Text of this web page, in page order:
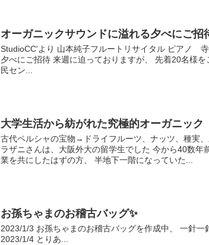
オーガニックサウンドに溢れる夕べにご招
StudioCC'より 山本純子フルートリサイタル ピアノ
夕べにご招待 来週に迫っておりますが、 先着20名様
民セン...
大学生活から紡がれた究極的オーガニック
古代ペルシャの宝物→ドライフルーツ、ナッツ、種実
ラザニさんは、大阪外大の留学生でした 今から40数
業を共にしたはずの方、 半地下一階になっていた...
お孫ちゃまのお稽古バッグ✨
2023/1/3 お孫ちゃまのお稽古バッグを作成中、 一針一
2023/1/4 とりあ...